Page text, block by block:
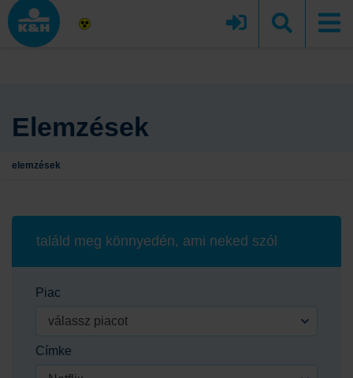
Elemzések
elemzések
találd meg könnyedén, ami neked szól
Piac
válassz piacot
Címke